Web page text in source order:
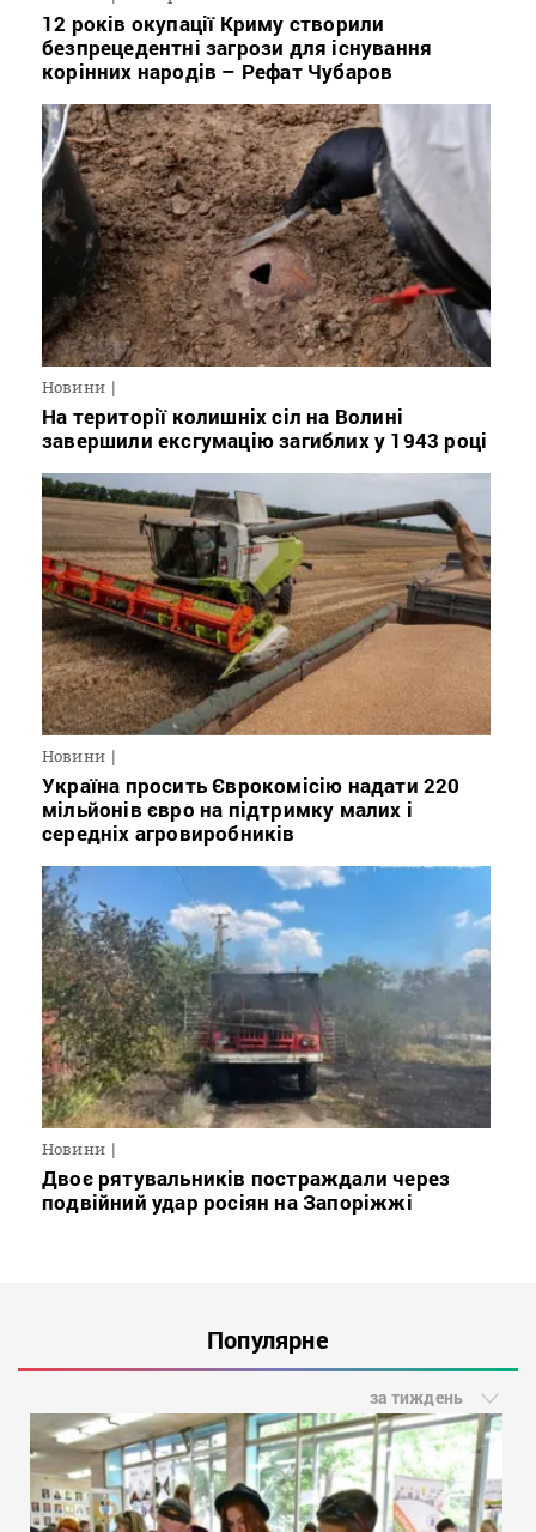
12 років окупації Криму створили
безпрецедентні загрози для існування
корінних народів – Рефат Чубаров
Новини
На території колишніх сіл на Волині
завершили ексгумацію загиблих у 1943 році
Новини
Україна просить Єврокомісію надати 220
мільйонів євро на підтримку малих і
середніх агровиробників
Новини
Двоє рятувальників постраждали через
подвійний удар росіян на Запоріжжі
Популярне
за тиждень